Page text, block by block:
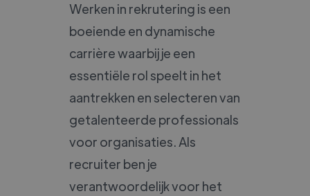
Werken in rekrutering is een
boeiende en dynamische
carrière waarbij je een
essentiële rol speelt in het
aantrekken en selecteren van
getalenteerde professionals
voor organisaties. Als
recruiter ben je
verantwoordelijk voor het